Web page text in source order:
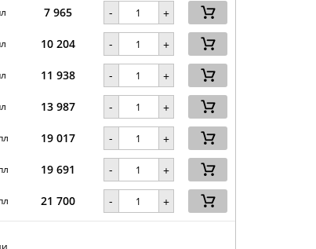
7 965 - +
10 204 - +
11 938 - +
13 987 - +
19 017 - +
19 691 - +
21 700 - +